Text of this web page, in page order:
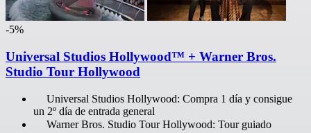
-5%
Universal Studios Hollywood™ + Warner Bros.
Studio Tour Hollywood
Universal Studios Hollywood: Compra 1 día y consigue
un 2º día de entrada general
Warner Bros. Studio Tour Hollywood: Tour guiado